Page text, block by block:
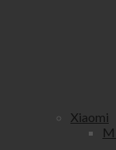
Xiaomi